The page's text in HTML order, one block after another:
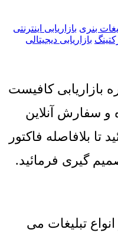
بنری بازاریابی اینترنتی
بازاریابی دیجیتالی
بازاریابی کافیست
و سفارش آنلاین
تا بلافاصله فاکتور
گیری فرمائید.
تبلیغات می